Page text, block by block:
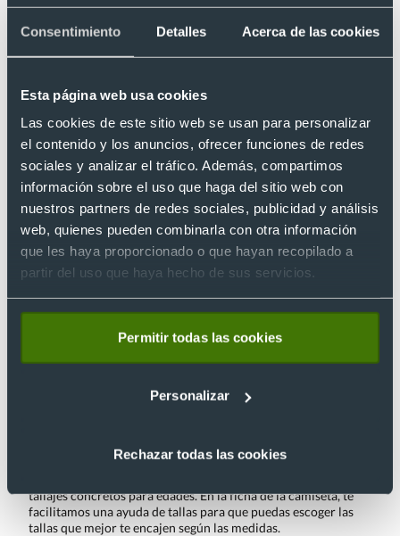
Consentimiento Detalles Acerca de las cookies
Esta página web usa cookies
Las cookies de este sitio web se usan para personalizar
el contenido y los anuncios, ofrecer funciones de redes
sociales y analizar el tráfico. Además, compartimos
información sobre el uso que haga del sitio web con
nuestros partners de redes sociales, publicidad y análisis
web, quienes pueden combinarla con otra información
que les haya proporcionado o que hayan recopilado a
partir del uso que haya hecho de sus servicios.
Permitir todas las cookies
Personalizar
Rechazar todas las cookies
Tejido suave y resistente:
Es camiseta está fabricada en algodón Ring Spun, un material
de tacto suave y resistente, justo lo que necesitamos para el
día a día de los más pequeños.
Preguntas frecuentes sobre "Camiseta algodón
ring spun de manga corta de niño YC150 Keya
150"
¿Tiene sobrecoste añadir más de un logo en el
pecho de la camiseta? ¿Y mezclar colores del
mismo modelo de camiseta?
añadir tantos logos como desees . Si pones todos los
logos dentro de lamisma área de estampación
facilitamos,no tiene sobrecostes. Además, si mezcla
tallajes concretos para edades. En la ficha de la camiseta, te
facilitamos una ayuda de tallas para que puedas escoger las
tallas que mejor te encajen según las medidas.